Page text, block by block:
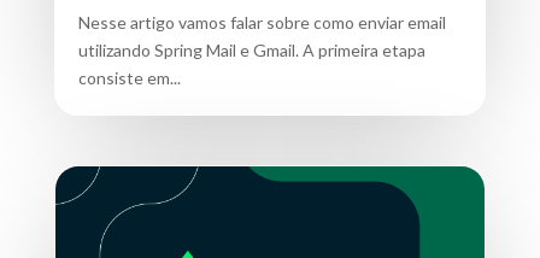
Nesse artigo vamos falar sobre como enviar email
utilizando Spring Mail e Gmail. A primeira etapa
consiste em...